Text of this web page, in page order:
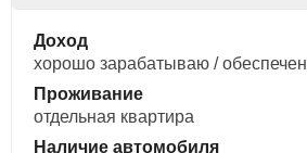
Доход
хорошо зарабатываю / обеспечен
Проживание
отдельная квартира
Наличие автомобиля